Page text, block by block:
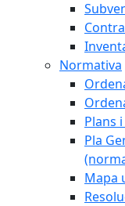
Normativa
Plans
Pla
Mapa